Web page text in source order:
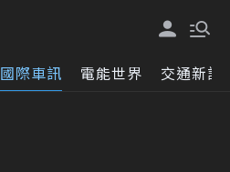
國際車訊 電能世界 交通新訊